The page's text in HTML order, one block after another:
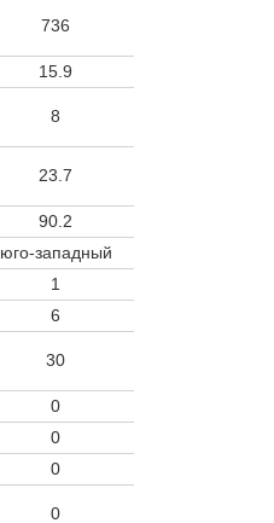
736
15.9
8
23.7
90.2
юго-западный
1
6
30
0
0
0
0